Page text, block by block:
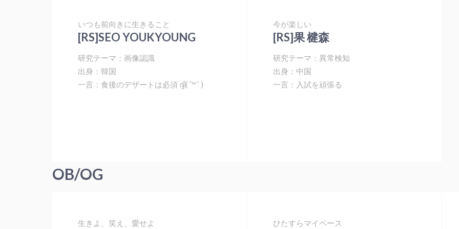
いつも前向きに生きること
[RS]SEO YOUKYOUNG
研究テーマ：画像認識
出身：韓国
一言：食後のデザートは必須 ദ്ദി( ¯꒳¯ )
今が楽しい
[RS]果 楗森
研究テーマ：異常検知
出身：中国
一言：入試を頑張る
OB/OG
生きよ、笑え、愛せよ ひたすらマイペース